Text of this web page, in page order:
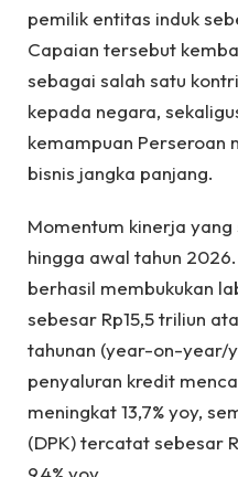
pemilik entitas induk
Capaian tersebut
sebagai salah satu
kepada negara,
kemampuan Perseroan
bisnis jangka panjang.
Momentum kinerja
hingga awal tahun
berhasil membukukan
sebesar Rp15,5 triliun
tahunan (year-on-year/
penyaluran kredit
meningkat 13,7% yoy,
(DPK) tercatat sebesar